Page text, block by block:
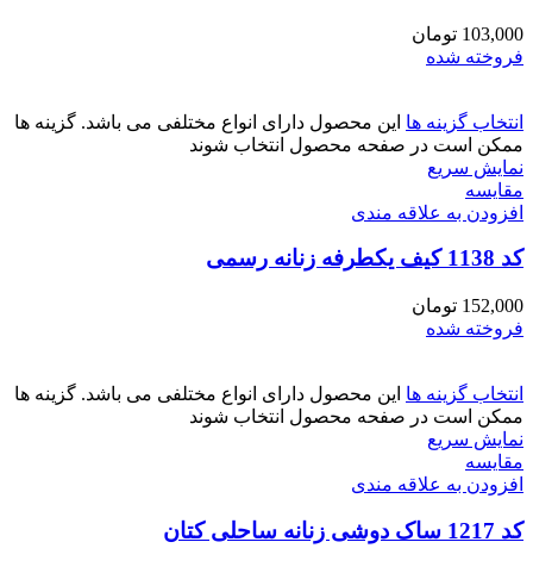
103,000 تومان
فروخته شده
انتخاب گزینه ها این محصول دارای انواع مختلفی می باشد. گزینه ها
ممکن است در صفحه محصول انتخاب شوند
نمایش سریع
مقايسه
افزودن به علاقه مندی
کد 1138 کیف یکطرفه زنانه رسمی
152,000 تومان
فروخته شده
انتخاب گزینه ها این محصول دارای انواع مختلفی می باشد. گزینه ها
ممکن است در صفحه محصول انتخاب شوند
نمایش سریع
مقايسه
افزودن به علاقه مندی
کد 1217 ساک دوشی زنانه ساحلی کتان